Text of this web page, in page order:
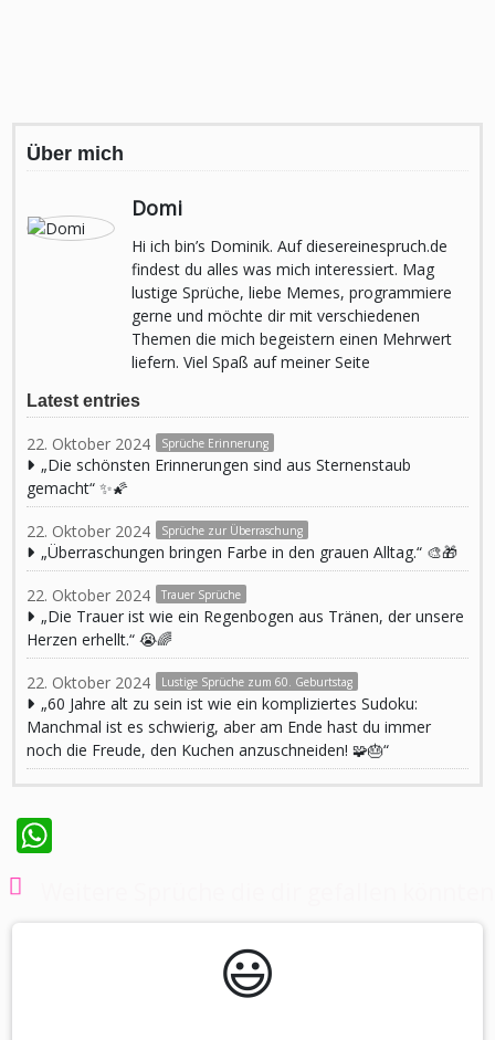
Über mich
Domi
Hi ich bin’s Dominik. Auf diesereinespruch.de
findest du alles was mich interessiert. Mag
lustige Sprüche, liebe Memes, programmiere
gerne und möchte dir mit verschiedenen
Themen die mich begeistern einen Mehrwert
liefern. Viel Spaß auf meiner Seite
Latest entries
22. Oktober 2024 Sprüche Erinnerung
„Die schönsten Erinnerungen sind aus Sternenstaub
gemacht“ ✨🌠
22. Oktober 2024 Sprüche zur Überraschung
„Überraschungen bringen Farbe in den grauen Alltag.“ 🎨🎁
22. Oktober 2024 Trauer Sprüche
„Die Trauer ist wie ein Regenbogen aus Tränen, der unsere
Herzen erhellt.“ 😭🌈
22. Oktober 2024 Lustige Sprüche zum 60. Geburtstag
„60 Jahre alt zu sein ist wie ein kompliziertes Sudoku:
Manchmal ist es schwierig, aber am Ende hast du immer
noch die Freude, den Kuchen anzuschneiden! 🧩🎂“
😃️